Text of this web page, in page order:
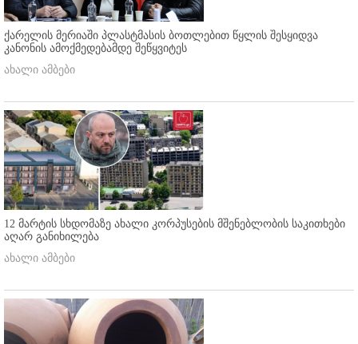
ქარელის მერიაში პლასტმასის ბოთლებით წყლის შესყიდვა
კანონის ამოქმედებამდე შეწყვიტეს
ახალი ამბები
12 მარტის სხდომაზე ახალი კორპუსების მშენებლობის საკითხები
აღარ განიხილება
ახალი ამბები